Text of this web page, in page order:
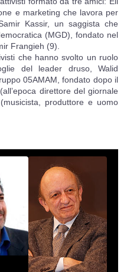
e marketing che lavora per
Kassir, un saggista che
(MGD), fondato nel
Frangieh (9).
che hanno svolto un ruolo
del leader druso, Walid
05AMAM, fondato dopo il
direttore del giornale
produttore e uomo